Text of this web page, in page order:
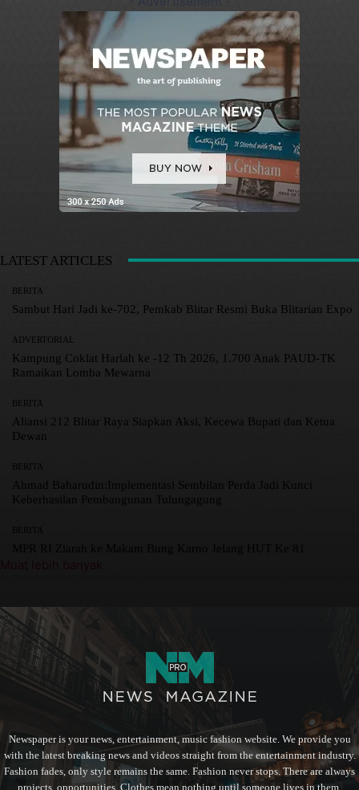
LATEST ARTICLES
BERITA
Sambut Hari Jadi ke-702, Pemkab Blitar Resmi Buka Blitarian Expo
ADVERTORIAL
Kampung Coklat Harlah ke -12 Th 2026, 1.700 Anak PAUD-TK
Ramaikan Lomba Mewarna
BERITA
Aliansi 212 Blitar Raya Siapkan Aksi, Kecewa Bupati dan Ketua
Dewan
BERITA
Ahmad Baharudin:Implementasi Sembilan Perda Jadi Kunci
Keberhasilan Pembangunan Tulungagung
BERITA
Newspaper is your news, entertainment, music fashion website. We provide you
with the latest breaking news and videos straight from the entertainment industry.
Fashion fades, only style remains the same. Fashion never stops. There are always
projects, opportunities. Clothes mean nothing until someone lives in them.